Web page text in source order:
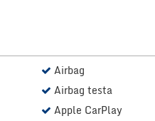
Airbag
Airbag testa
Apple CarPlay